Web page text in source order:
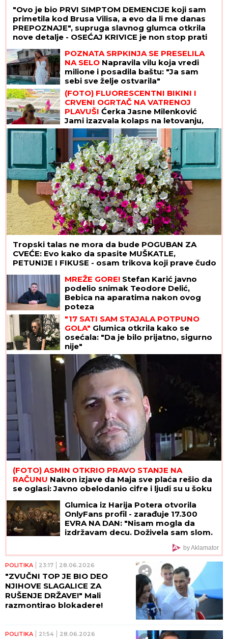
"Ovo je bio PRVI SIMPTOM DEMENCIJE koji sam
primetila kod Brusa Vilisa, a evo da li me danas
PREPOZNAJE", supruga slavnog glumca otkrila
nove detalje - OSEĆAJ KRIVICE je non stop prati
POZNATA SRPKINJA SE PRESELILA
NA SELO Napravila vilu koja vredi
milione i posadila baštu: "Ja sam
sebi sve želje ostvarila"
(FOTO) FLUORESCENTNI BIKINI I
CRVENI OGRTAČ NA VATRENOJ
PLAVUŠI Ćerka Jasne Milenković
Jami izazvala kolaps na letovanju,
pokazala kako uživa
Tropski talas ne mora da bude POGUBAN ZA
CVEĆE: Evo kako da spasite MUŠKATLE,
PETUNIJE I FIKUSE - osam trikova koji prave čudo
MREŽE GORE! Stefan Karić javno
podelio snimak Teodore Delić,
Bebica na aparatima nakon ovog
poteza
"17 SATI SAM STAJALA POTPUNO
GOLA" Glumica otkrila kako se
osećala: "Da je bilo prijatno, sigurno
nije"
(FOTO) ASMIN OTKRIO PRAVO STANJE NA
RAČUNU Nakon izjave da Maja sve plaća rešio da
se oglasi: Javno obelodanio cifre i ljudi su u šoku
Glumica iz Harija Potera otvorila
OnlyFans profil - zarađuje 17.300
EVRA NA DAN: "Nisam mogla da
izdržavam decu. Doživela sam slom.
radim, privlačim ogromnu pažnju"
by Aklamator
POLITIKA 23:17 28.06.2026
"ZVUČNI TOP JE BIO DEO
NJIHOVE SLAGALICE ZA
RUŠENJE DRŽAVE!" Mali
razmontirao blokadere!
POLITIKA 21:54 28.06.2026